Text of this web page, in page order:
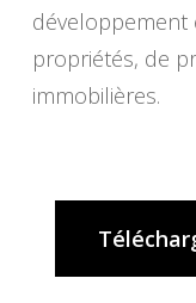
développement
propriétés, de
immobilières.